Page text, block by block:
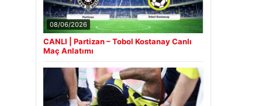
08/06/2026
CANLI | Partizan – Tobol Kostanay Canlı
Maç Anlatımı